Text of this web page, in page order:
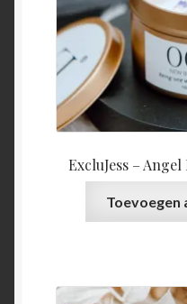
ExcluJess –
Toevoegen